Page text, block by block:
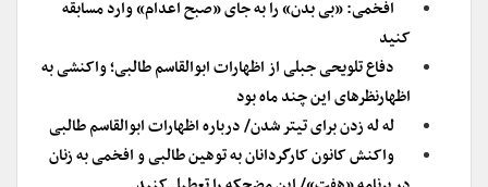
افخمی: «بی بدن» را به جای «صبح اعدام» وارد مسابقه
کنید
دفاع تلویحی جبلی از اظهارات ابوالقاسم طالبی؛ واکنشی به
اظهارنظرهای این چند ماه بود
له له زدن برای تیتر شدن/ درباره اظهارات ابوالقاسم طالبی
واکنش کانون کارگردانان به توهین طالبی و افخمی به زنان